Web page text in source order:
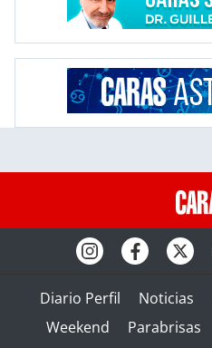
Diario Perfil Noticias
Weekend
Parabrisas